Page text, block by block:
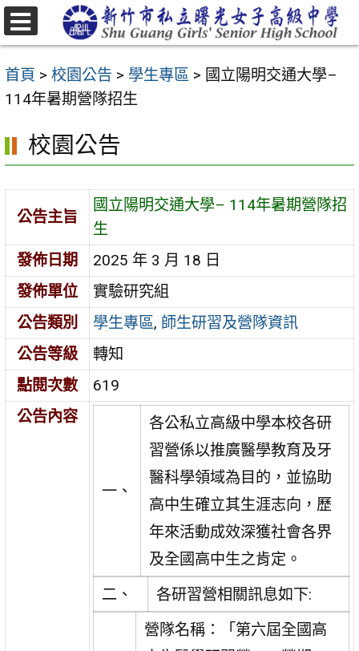
跳
至
要
內
區
首頁 > 校園公告 > 學生專區 > 國立陽明交通大學–
114年暑期營隊招生
校園公告
公告主旨
國立陽明交通大學– 114年暑期營隊招
生
發佈日期
2025 年 3 月 18 日
發佈單位
實驗研究組
公告類別
學生專區, 師生研習及營隊資訊
公告等級
轉知
點閱次數
619
公告內容
一、
各公私立高級中學本校各研
習營係以推廣醫學教育及牙
醫科學領域為目的，並協助
高中生確立其生涯志向，歷
年來活動成效深獲社會各界
及全國高中生之肯定。
二、
各研習營相關訊息如下:
營隊名稱：「第六屆全國高
選
單